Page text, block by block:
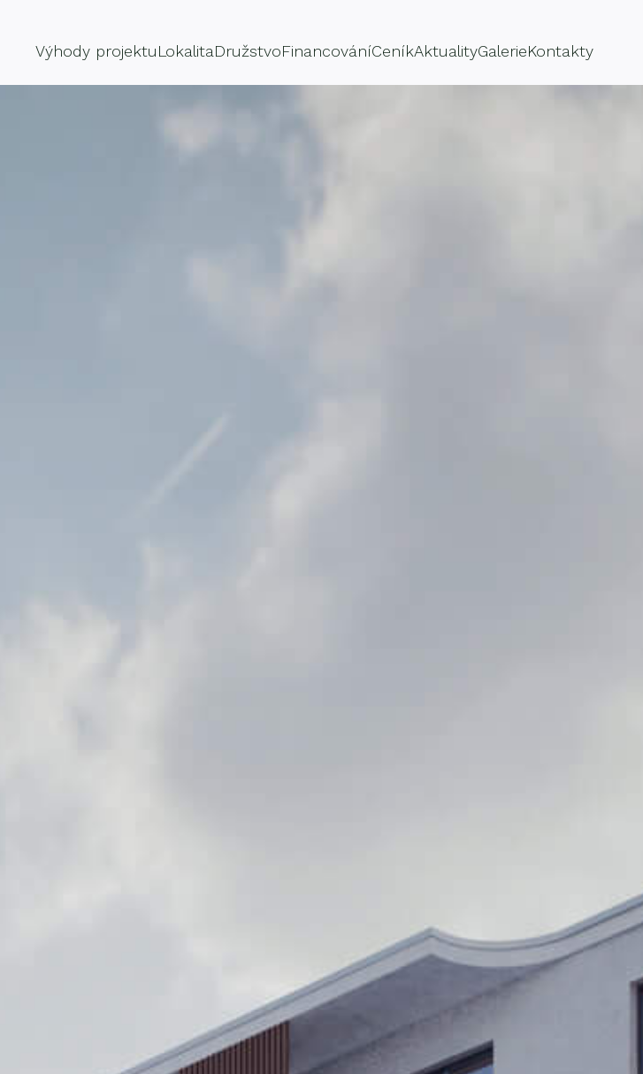
Výhody projektuLokalitaDružstvoFinancováníCeníkAktualityGalerieKontakty